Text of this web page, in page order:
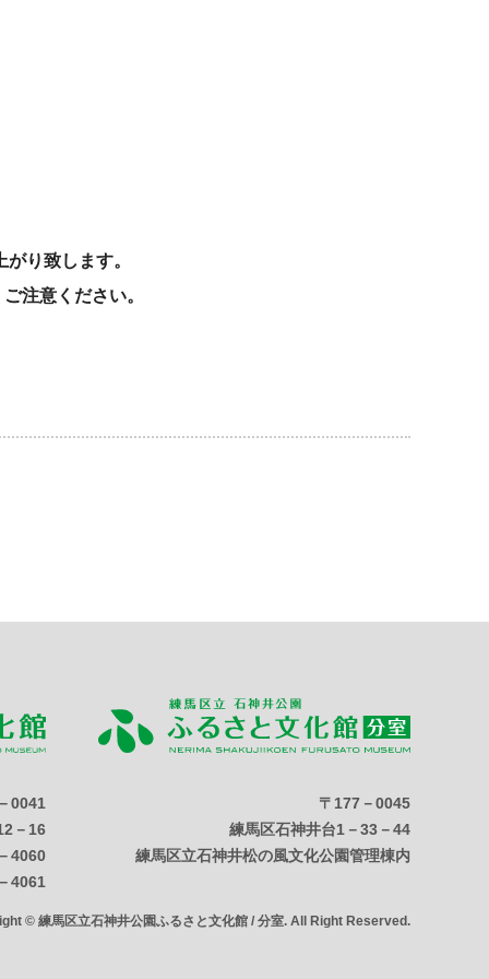
り致します。
注意ください。
〒177－0045
練馬区石神井台1－33－44
練馬区立石神井松の風文化公園管理棟内
0041
－16
4060
4061
© 練馬区立石神井公園ふるさと文化館 / 分室. All Right Reserved.